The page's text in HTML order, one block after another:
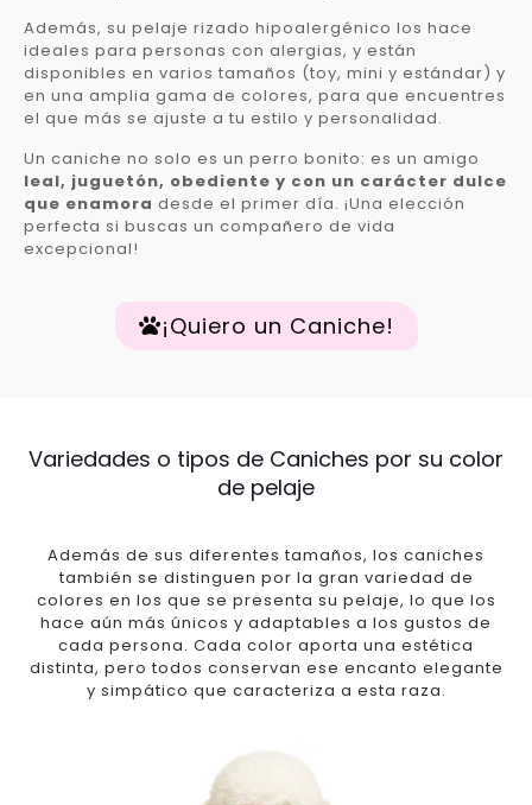
Además, su pelaje rizado hipoalergénico los hace
ideales para personas con alergias, y están
disponibles en varios tamaños (toy, mini y estándar) y
en una amplia gama de colores, para que encuentres
el que más se ajuste a tu estilo y personalidad.
Un caniche no solo es un perro bonito: es un amigo
leal, juguetón, obediente y con un carácter dulce
que enamora desde el primer día. ¡Una elección
perfecta si buscas un compañero de vida
excepcional!
¡Quiero un Caniche!
Variedades o tipos de Caniches por su color
de pelaje
Además de sus diferentes tamaños, los caniches
también se distinguen por la gran variedad de
colores en los que se presenta su pelaje, lo que los
hace aún más únicos y adaptables a los gustos de
cada persona. Cada color aporta una estética
distinta, pero todos conservan ese encanto elegante
y simpático que caracteriza a esta raza.